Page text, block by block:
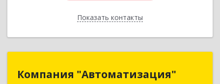
Показать контакты
Назад
Компания "Автоматизация"